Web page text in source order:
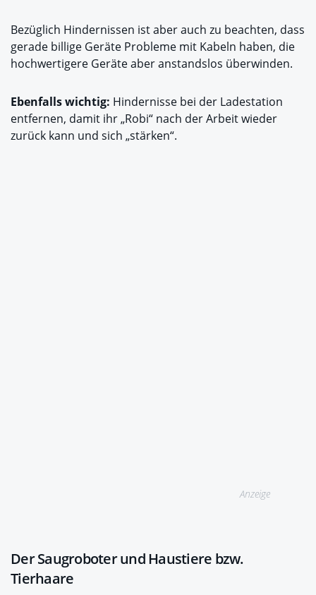
Bezüglich Hindernissen ist aber auch zu beachten, dass
gerade billige Geräte Probleme mit Kabeln haben, die
hochwertigere Geräte aber anstandslos überwinden.
Ebenfalls wichtig: Hindernisse bei der Ladestation
entfernen, damit ihr „Robi“ nach der Arbeit wieder
zurück kann und sich „stärken“.
Anzeige
Der Saugroboter und Haustiere bzw.
Tierhaare